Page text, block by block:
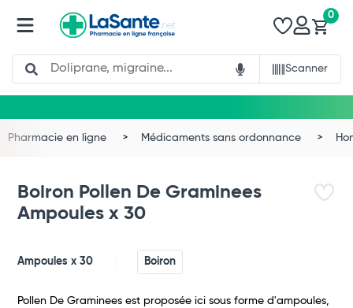
Search
Scanner
0
Pharmacie en ligne Médicaments sans ordonnance
Boiron Pollen De Graminees
Ampoules x 30
Ampoules x 30 Boiron
Pollen De Graminees est proposée ici sous forme d'ampoules,